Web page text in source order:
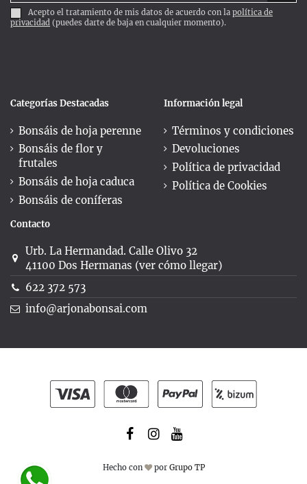
Acepto el tratamiento de mis datos de acuerdo con la política de
privacidad (puedes darte de baja en cualquier momento).
Categorías Destacadas
Bonsáis de hoja perenne
Bonsáis de flor y
frutales
Bonsáis de hoja caduca
Bonsáis de coníferas
Información legal
Términos y condiciones
Devoluciones
Política de privacidad
Política de Cookies
Contacto
Urb. La Hermandad. Calle Olivo 32
41100 Dos Hermanas (ver cómo llegar)
622 372 573
info@arjonabonsai.com
Hecho con por Grupo TP